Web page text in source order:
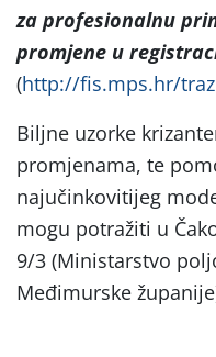
za profesionalnu
promjene u
(http://fis.mps.hr/
Biljne uzorke
promjenama, te
najučinkovitijeg
mogu potražiti u
9/3 (Ministarstvo
Međimurske